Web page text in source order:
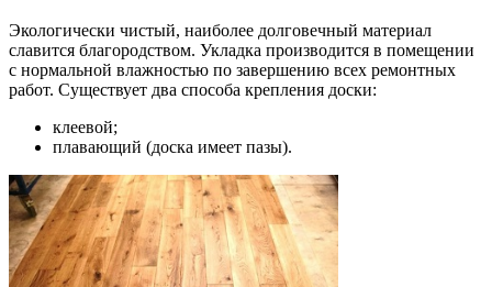
Экологически чистый, наиболее долговечный материал
славится благородством. Укладка производится в помещении
с нормальной влажностью по завершению всех ремонтных
работ. Существует два способа крепления доски:
клеевой;
плавающий (доска имеет пазы).